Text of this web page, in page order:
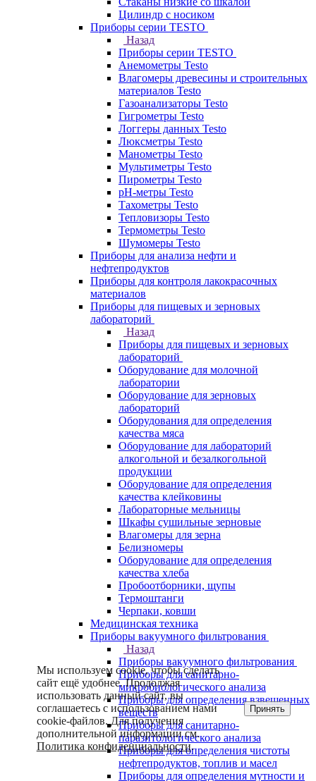
Цилиндр с носиком
Приборы серии TESTO
Назад
Приборы серии TESTO
Анемометры Testo
Влагомеры древесины и строительных
материалов Testo
Газоанализаторы Testo
Гигрометры Testo
Логгеры данных Testo
Люксметры Testo
Манометры Testo
Мультиметры Testo
Пирометры Testo
pH-метры Testo
Тахометры Testo
Тепловизоры Testo
Термометры Testo
Шумомеры Testo
Приборы для анализа нефти и
нефтепродуктов
Приборы для контроля лакокрасочных
материалов
Приборы для пищевых и зерновых
лабораторий
Назад
Приборы для пищевых и зерновых
лабораторий
Оборудование для молочной
лаборатории
Оборудование для зерновых
лабораторий
Оборудования для определения
качества мяса
Оборудование для лабораторий
алкогольной и безалкогольной
продукции
Оборудование для определения
качества клейковины
Лабораторные мельницы
Шкафы сушильные зерновые
Влагомеры для зерна
Белизномеры
Оборудование для определения
качества хлеба
Пробоотборники, щупы
Термоштанги
Черпаки, ковши
Медицинская техника
Приборы вакуумного фильтрования
Назад
Приборы вакуумного фильтрования
Приборы для санитарно-
микробиологического анализа
Приборы для определения взвешенных
веществ
Приборы для санитарно-
паразитологического анализа
Приборы для определения чистоты
нефтепродуктов, топлив и масел
Приборы для определения мутности и
Мы используем cookie, чтобы сделать
сайт ещё удобнее. Продолжая
использовать данный сайт, вы
соглашаетесь с использованием нами
cookie-файлов. Для получения
дополнительной информации см.
Политика конфиденциальности.
Принять